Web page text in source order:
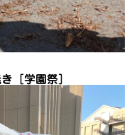
［学園祭］